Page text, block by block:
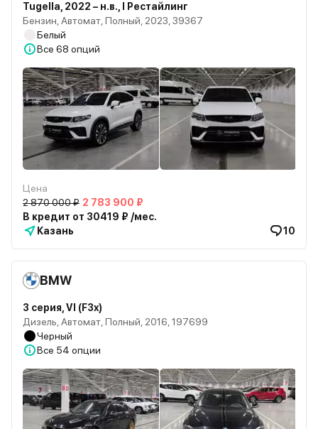
Tugella, 2022 – н.в., I Рестайлинг
Бензин, Автомат, Полный, 2023, 39367
Белый
Все 68 опций
Цена
2 870 000 ₽ 2 783 900 ₽
В кредит от 30419 ₽ /мес.
Казань
10
BMW
3 серия, VI (F3x)
Дизель, Автомат, Полный, 2016, 197699
Черный
Все 54 опции